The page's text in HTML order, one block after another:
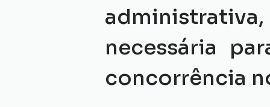
necessária
concorrência